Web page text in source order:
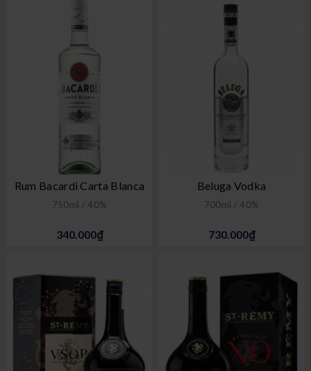
Rum Bacardi Carta Blanca
750ml / 40%
340.000₫
Beluga Vodka
700ml / 40%
730.000₫